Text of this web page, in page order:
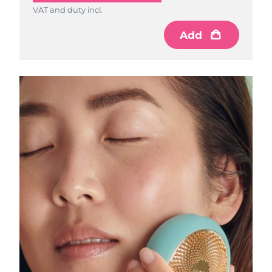
VAT and duty incl.
Add
Entrega prevista 10/08/2026
Entrega prevista 08/08/2026
Entrega prevista 12/08/2026
Mónaco Entrega prevista09/08/2026
Países Bajos Entrega prevista08/08/2026
Nueva Zelanda Entrega prevista 08/08/2026
Noruega Entrega prevista08/08/2026
Omán Entrega prevista11/08/2026